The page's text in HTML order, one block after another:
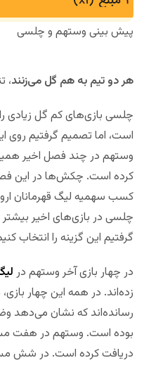
پیش بینی وستهم و چلسی
هر دو تیم به هم گل می‌زنند،
چلسی بازی‌های کم گل زیادی
است، اما تصمیم گرفتیم روی
وستهم در چند فصل اخیر
کرده است. چکش‌ها در این
کسب سهمیه لیگ قهرمانان
چلسی در بازی‌های اخیر بیشتر
گرفتیم این گزینه را انتخاب
در چهار بازی آخر وستهم در
رسانده‌اند که نشان می‌دهد
بوده است. وستهم در هفت
دریافت کرده است. در شش